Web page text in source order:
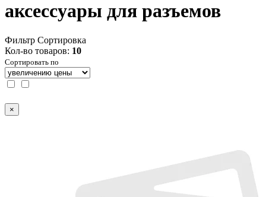
аксессуары для разъемов
Фильтр Сортировка
Кол-во товаров: 10
Сортировать по
×